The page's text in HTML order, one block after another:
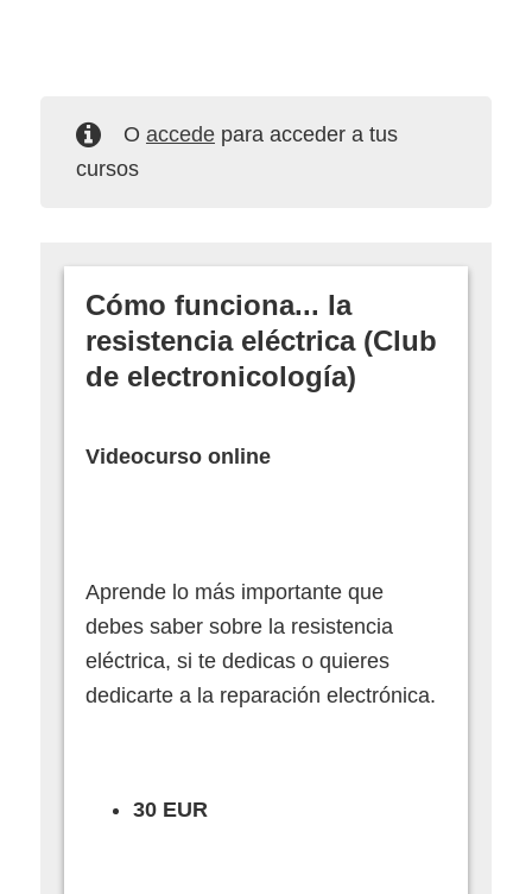
O accedepara acceder a tus
cursos
Cómo funciona... la
resistencia eléctrica (Club
de electronicología)
Videocurso online
Aprende lo más importante que
debes saber sobre la resistencia
eléctrica, si te dedicas o quieres
dedicarte a la reparación electrónica.
30 EUR